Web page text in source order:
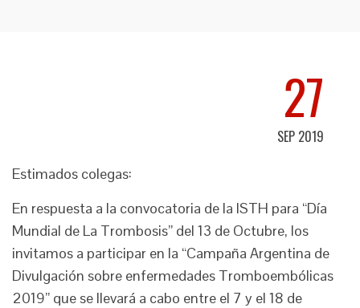
27
SEP 2019
Estimados colegas:
En respuesta a la convocatoria de la ISTH para “Día
Mundial de La Trombosis” del 13 de Octubre, los
invitamos a participar en la “Campaña Argentina de
Divulgación sobre enfermedades Tromboembólicas
2019” que se llevará a cabo entre el 7 y el 18 de